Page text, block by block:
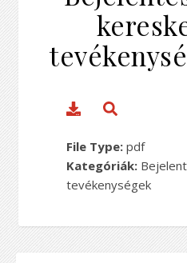
File Type: pdf
Kategóriák:
tevékenységek